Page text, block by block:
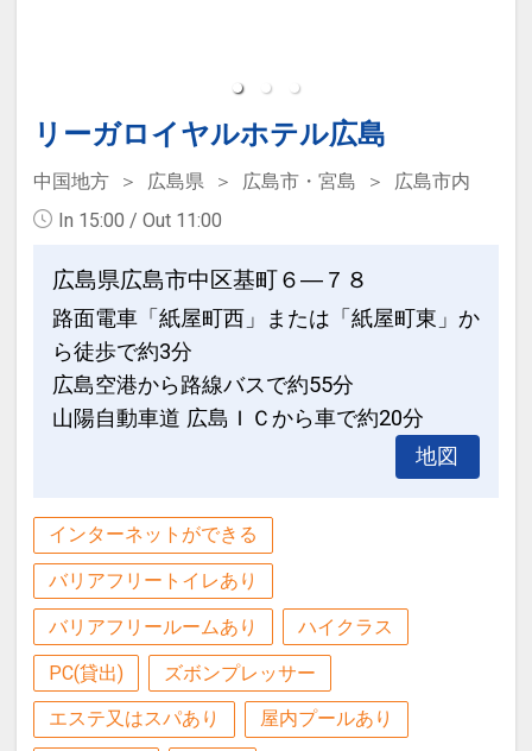
リーガロイヤルホテル広島
中国地方 広島県 広島市・宮島
広島市内
In 15:00 / Out 11:00
広島県広島市中区基町６―７８
路面電車「紙屋町西」または「紙屋町東」か
ら徒歩で約3分
広島空港から路線バスで約55分
山陽自動車道 広島ＩＣから車で約20分
地図
インターネットができる
バリアフリートイレあり
バリアフリールームあり ハイクラス
PC(貸出) ズボンプレッサー
エステ又はスパあり 屋内プールあり